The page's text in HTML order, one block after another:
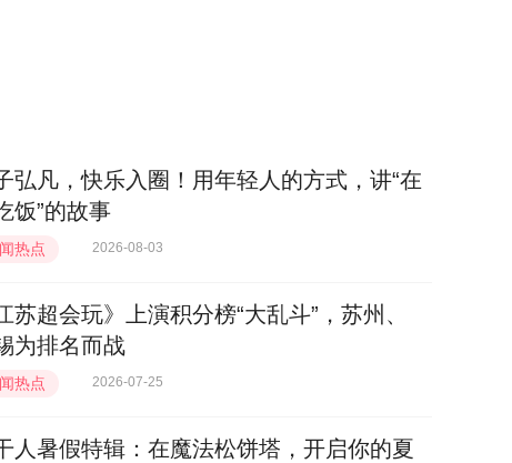
弘凡，快乐入圈！用年轻人的方式，讲“在
饭”的故事
热点 2026-08-03
苏超会玩》上演积分榜“大乱斗”，苏州、
为排名而战
热点 2026-07-25
人暑假特辑：在魔法松饼塔，开启你的夏